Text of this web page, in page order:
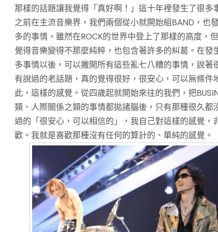
那樣的話題讓我覺得「真好啊！」這十年裡發生了很多
之前在主流音樂界，我們兩個從小就開始組BAND，也
多的事情。雖然在ROCK的世界中登上了那樣的高度，
覺得音樂變得不那麼純粹，也包含著許多的糾葛。在發
多事情以後，可以撇開所有這些亂七八糟的事情，說著
有說過的老話題，真的覺得很好，很安心，可以無條件
此，這樣的感覺。從四歲起就開始來往的我們，把
類、人際關係之類的事情都拋諸腦後，只有那種很久都
過的「很安心，可以相信的」，我自己對這樣的感覺，
歡。我就是喜歡那種沒有任何的算計的、單純的感覺。